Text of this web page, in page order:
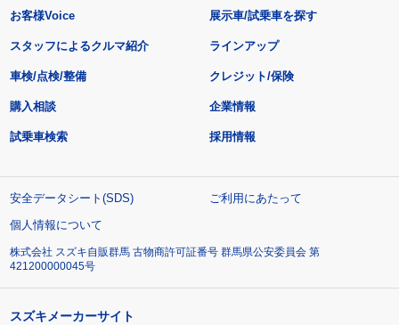
お客様Voice
スタッフによるクルマ紹介
展示車/試乗車を探す
ラインアップ
車検/点検/整備 クレジット/保険
購入相談
試乗車検索
企業情報
採用情報
安全データシート(SDS)
ご利用にあたって
個人情報について
株式会社 スズキ自販群馬 古物商許可証番号 群馬県公安委員会 第
421200000045号
スズキメーカーサイト